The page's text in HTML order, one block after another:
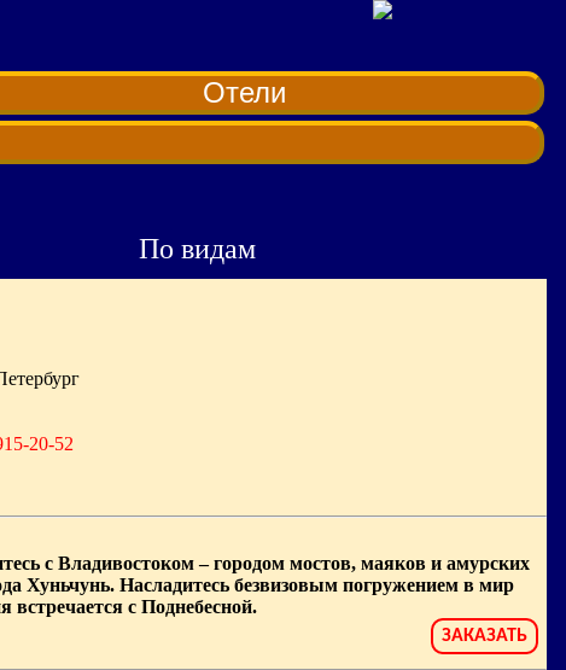
Отели
По видам
20-52
с Владивостоком – городом мостов, маяков и амурских
Хуньчунь. Насладитесь безвизовым погружением в мир
с Поднебесной.
ЗАКАЗАТЬ